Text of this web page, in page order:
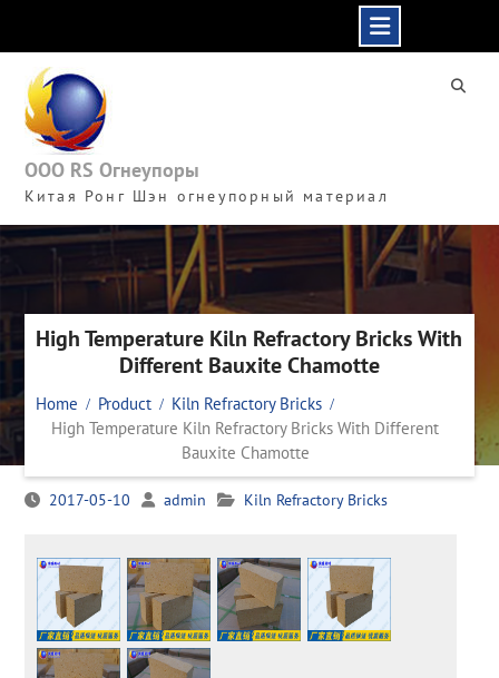
content
ООО RS Огнеупоры
Китая Ронг Шэн огнеупорный материал
High Temperature Kiln Refractory Bricks With
Different Bauxite Chamotte
Home Product
Kiln Refractory Bricks
High Temperature Kiln Refractory Bricks With Different
Bauxite Chamotte
2017-05-10 admin Kiln Refractory Bricks